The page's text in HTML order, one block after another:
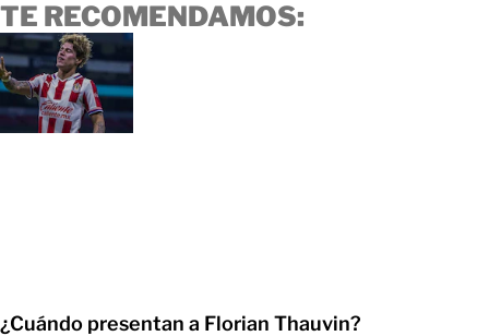
TE RECOMENDAMOS:
¿Cuándo presentan a Florian Thauvin?